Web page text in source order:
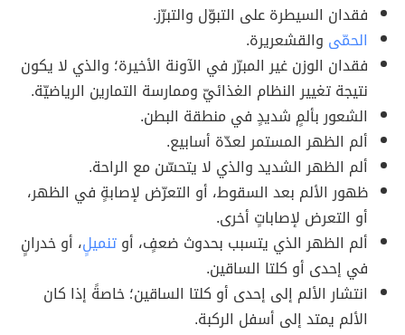
فقدان السيطرة على التبوّل والتبرّز.
الحمّى والقشعريرة.
فقدان الوزن غير المبرّر في الآونة الأخيرة؛ والذي لا يكون
نتيجة تغيير النظام الغذائيّ وممارسة التمارين الرياضيّة.
الشعور بألمٍ شديدٍ في منطقة البطن.
ألم الظهر المستمر لعدّة أسابيع.
ألم الظهر الشديد والذي لا يتحسّن مع الراحة.
ظهور الألم بعد السقوط، أو التعرّض لإصابةٍ في الظهر،
أو التعرض لإصاباتٍ أخرى.
ألم الظهر الذي يتسبب بحدوث ضعفٍ، أوتنميلٍ، أو خدرانٍ
في إحدى أو كلتا الساقين.
انتشار الألم إلى إحدى أو كلتا الساقين؛ خاصةً إذا كان
الألم يمتد إلى أسفل الركبة.